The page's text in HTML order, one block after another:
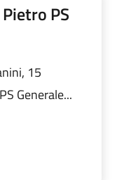
PS
15
Generale...